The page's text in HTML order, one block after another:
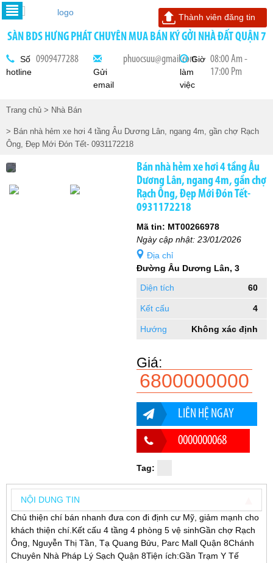
SÀN BDS HƯNG PHÁT CHUYÊN MUA BÁN KÝ GỞI NHÀ ĐẤT QUẬN 7
Số
hotline
0909477288
Gửi
email
phuocsuu@gmail.comGiờ
làm
việc
08:00 Am -
17:00 Pm
Thành viên đăng tin
Trang chủ > Nhà Bán
> Bán nhà hẻm xe hơi 4 tầng Âu Dương Lân, ngang 4m, gần chợ Rạch
Ông, Đẹp Mới Đón Tết- 0931172218
Bán nhà hẻm xe hơi 4 tầng Âu
Dương Lân, ngang 4m, gần chợ
Rạch Ông, Đẹp Mới Đón Tết-
0931172218
Mã tin: MT00266978
Ngày cập nhật: 23/01/2026
Địa chỉ
Đường Âu Dương Lân, 3
Diện tích
60
Kết cấu 4
Hướng Không xác định
Giá:
6800000000
LIÊN HỆ NGAY
0000000068
Tag:
NỘI DUNG TIN
Chủ thiện chí bán nhanh đưa con đi định cư Mỹ, giảm mạnh cho
khách thiện chí.Kết cấu 4 tầng 4 phòng 5 vệ sinhGần chợ Rạch
Ông, Nguyễn Thị Tần, Tạ Quang Bửu, Parc Mall Quận 8Chánh
Chuyên Nhà Pháp Lý Sạch Quận 8Tiện ích:Gần Trạm Y Tế